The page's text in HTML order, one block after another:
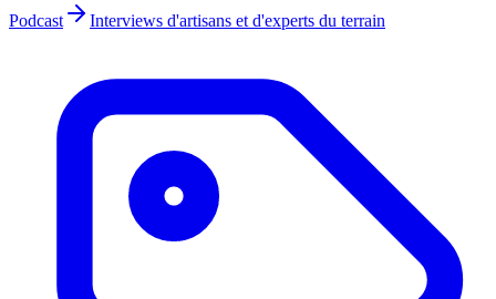
Podcast Interviews d'artisans et d'experts du terrain